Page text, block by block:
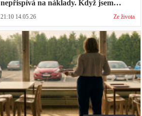
nepřispívá na náklady. Když jsem
přece nevyhodíš vlastní dítě."
21:10 14.05.26 Ze života